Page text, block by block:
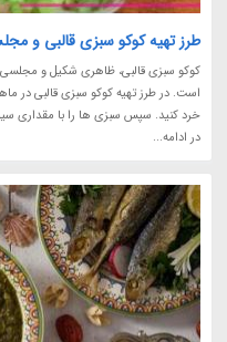
طرز تهیه کوکو سبزی قالبی و
کوکو سبزی قالبی، ظاهری شکیل و مجلسی
است. در طرز تهیه کوکو سبزی قالبی در
خرد کنید. سپس سبزی ها را با مقداری
در ادامه...